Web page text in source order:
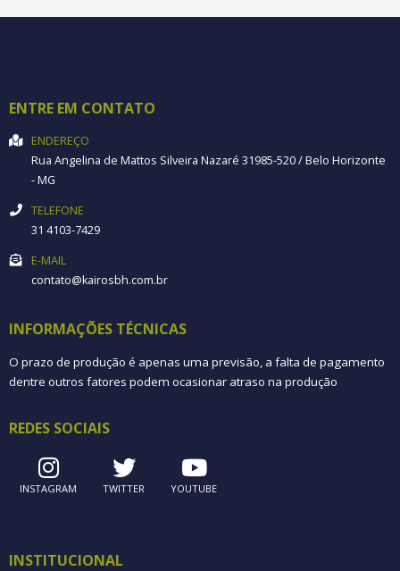
ENTRE EM CONTATO
ENDEREÇO
Rua Angelina de Mattos Silveira Nazaré 31985-520/Belo Horizonte
- MG
TELEFONE
31 4103-7429
E-MAIL
contato@kairosbh.com.br
INFORMAÇÕES TÉCNICAS
O prazo de produção é apenas uma previsão, a falta de pagamento
dentre outros fatores podem ocasionar atraso na produção
REDES SOCIAIS
INSTAGRAM TWITTER YOUTUBE
INSTITUCIONAL